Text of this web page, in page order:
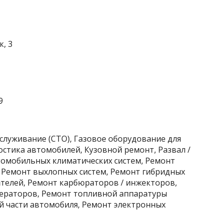
3
(СТО), Газовое оборудование для
автомобилей, Кузовной ремонт, Развал /
климатических систем, Ремонт
выхлопных систем, Ремонт гибридных
Ремонт карбюраторов / инжекторов,
Ремонт топливной аппаратуры
автомобиля, Ремонт электронных